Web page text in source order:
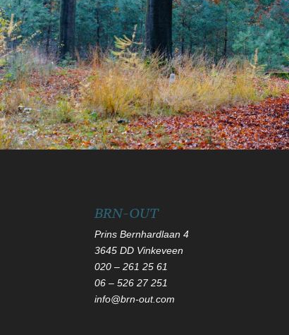
BRN-OUT
Prins Bernhardlaan 4
3645 DD Vinkeveen
020 – 261 25 61
06– 526 27 251
info@brn-out.com